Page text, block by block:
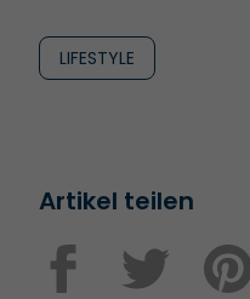
LIFESTYLE
Artikel teilen